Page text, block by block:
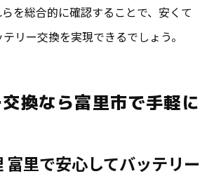
を総合的に確認することで、安くて
リー交換を実現できるでしょう。
換なら富里市で手軽に
里で安心してバッテリー